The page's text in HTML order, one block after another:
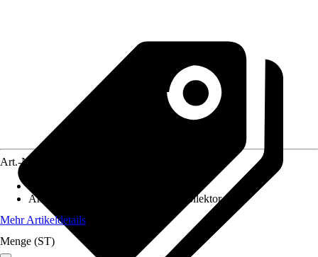
Art.-Nr.
Anwendungsbereich
Dach, Flachkollektor
Mehr Artikeldetails
Menge (ST)